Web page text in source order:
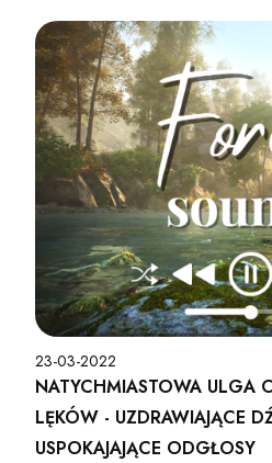
23-03-2022
NATYCHMIASTOWA ULGA
LĘKÓW - UZDRAWIAJĄCE
USPOKAJAJĄCE ODGŁOSY